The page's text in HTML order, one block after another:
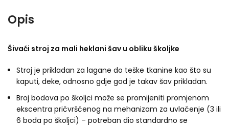
Opis
Šivaći stroj za mali heklani šav u obliku školjke
Stroj je prikladan za lagane do teške tkanine kao što su
kaputi, deke, odnosno gdje god je takav šav prikladan.
Broj bodova po školjci može se promijeniti promjenom
ekscentra pričvršćenog na mehanizam za uvlačenje (3 ili
6 boda po školjci) – potreban dio standardno se